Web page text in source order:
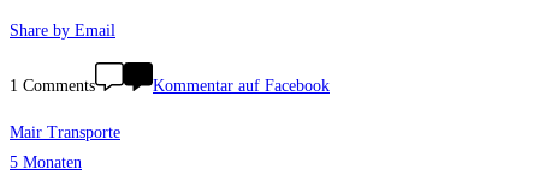
Share by Email
1 Comments Kommentar auf Facebook
Mair Transporte
5 Monaten